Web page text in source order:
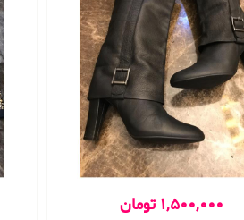
1,500,000 تومان